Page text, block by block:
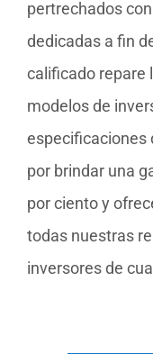
pertrechados
dedicadas a fin
calificado repare
modelos de
especificaciones
por brindar una
por ciento y
todas nuestras
inversores de